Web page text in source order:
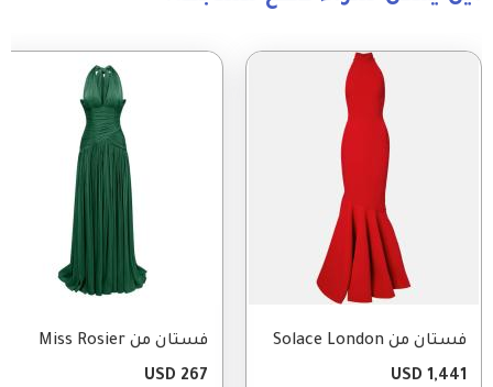
Image
فستان من Solace London
1,441 USD
Image
فستان من Miss Rosier
267 USD